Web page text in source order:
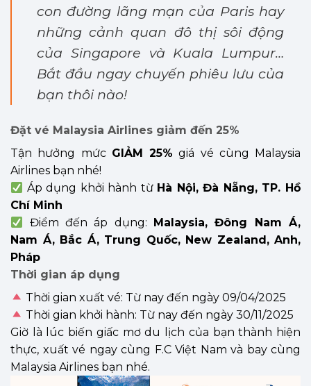
con đường lãng mạn của Paris hay
những cảnh quan đô thị sôi động
của Singapore và Kuala Lumpur…
Bắt đầu ngay chuyến phiêu lưu của
bạn thôi nào!
Đặt vé Malaysia Airlines giảm đến 25%
Tận hưởng mức GIẢM 25% giá vé cùng Malaysia
Airlines bạn nhé!
Áp dụng khởi hành từ Hà Nội, Đà Nẵng, TP. Hồ
Chí Minh
Điểm đến áp dụng:
Malaysia, Đông Nam Á,
Nam Á, Bắc Á, Trung Quốc, New Zealand, Anh,
Pháp
Thời gian áp dụng
Thời gian xuất vé: Từ nay đến ngày 09/04/2025
Thời gian khởi hành: Từ nay đến ngày 30/11/2025
Giờ là lúc biến giấc mơ du lịch của bạn thành hiện
thực, xuất vé ngay cùng F.C Việt Nam và bay cùng
Malaysia Airlines bạn nhé.